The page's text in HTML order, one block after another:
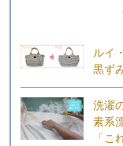
ルイ
黒ず
洗濯
素系
「こ